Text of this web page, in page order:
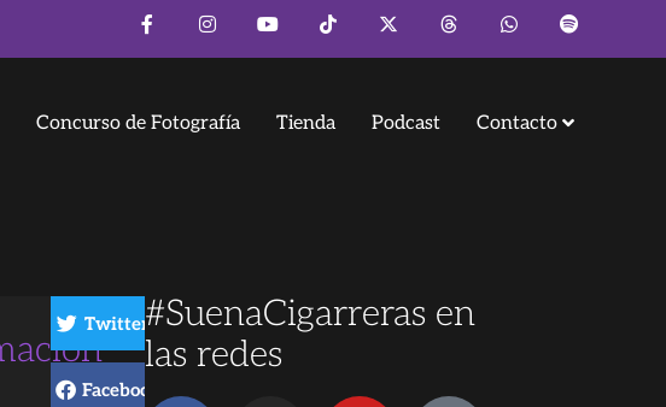
Concurso de Fotografía Tienda Podcast Contacto
Twitter
Facebook
#SuenaCigarreras en
las redes